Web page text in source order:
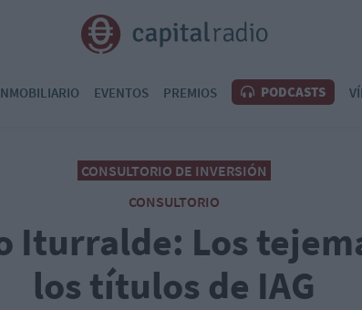
EVENTOS PREMIOS PODCASTS
CONSULTORIO DE INVERSIÓN
CONSULTORIO
Iturralde: Los
los títulos de IAG